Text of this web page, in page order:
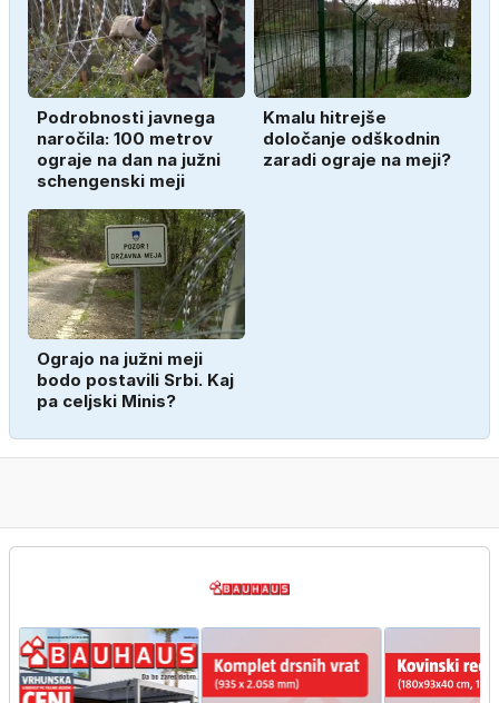
Podrobnosti javnega
naročila: 100 metrov
ograje na dan na južni
schengenski meji
Kmalu hitrejše
določanje odškodnin
zaradi ograje na meji?
Ograjo na južni meji
bodo postavili Srbi. Kaj
pa celjski Minis?